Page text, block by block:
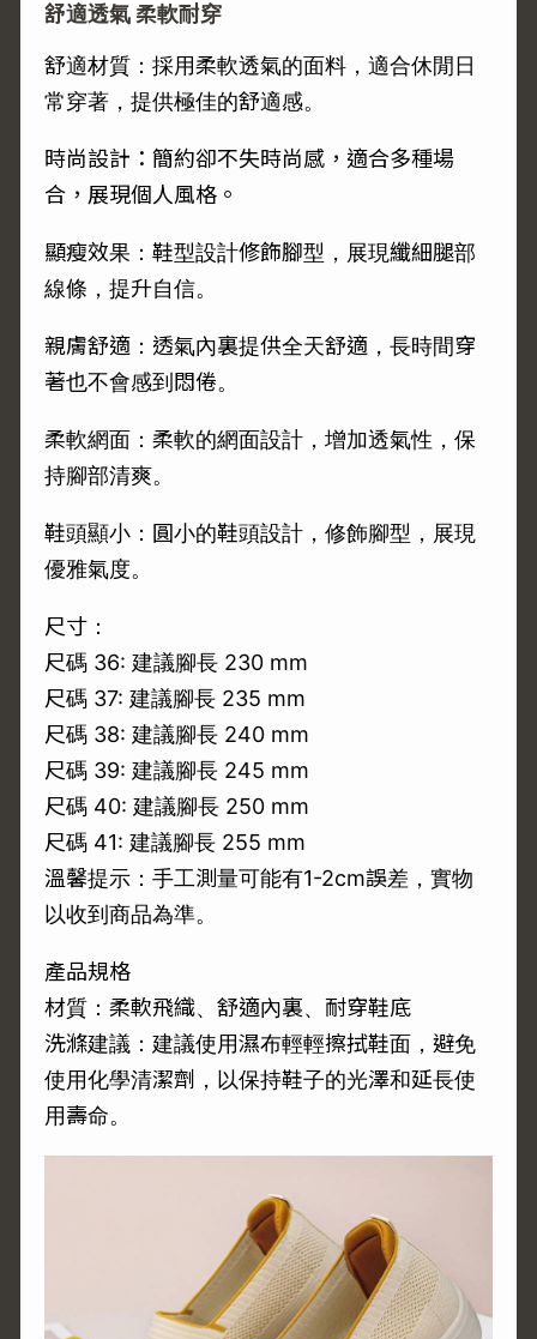
舒適透氣 柔軟耐穿
舒適材質：採用柔軟透氣的面料，適合休閒日
常穿著，提供極佳的舒適感。
時尚設計：簡約卻不失時尚感，適合多種場
合，展現個人風格。
顯瘦效果：鞋型設計修飾腳型，展現纖細腿部
線條，提升自信。
親膚舒適：透氣內裏提供全天舒適，長時間穿
著也不會感到悶倦。
柔軟網面：柔軟的網面設計，增加透氣性，保
持腳部清爽。
鞋頭顯小：圓小的鞋頭設計，修飾腳型，展現
優雅氣度。
尺寸：
尺碼 36: 建議腳長 230 mm
尺碼 37: 建議腳長 235 mm
尺碼 38: 建議腳長 240 mm
尺碼 39: 建議腳長 245 mm
尺碼 40: 建議腳長 250 mm
尺碼 41: 建議腳長 255 mm
溫馨提示：手工測量可能有1-2cm誤差，實物
以收到商品為準。
產品規格
材質：柔軟飛織、舒適內裏、耐穿鞋底
洗滌建議：建議使用濕布輕輕擦拭鞋面，避免
使用化學清潔劑，以保持鞋子的光澤和延長使
用壽命。